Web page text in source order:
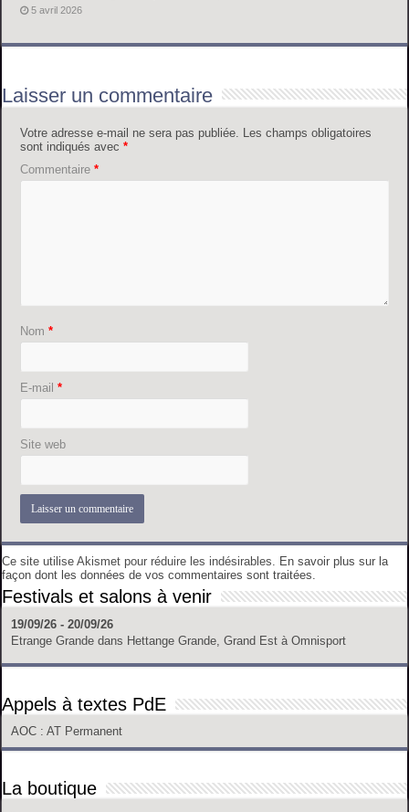
5 avril 2026
Laisser un commentaire
Votre adresse e-mail ne sera pas publiée. Les champs obligatoires
sont indiqués avec*
Commentaire*
Nom*
E-mail*
Site web
Ce site utilise Akismet pour réduire les indésirables. En savoir plus sur la
façon dont les données de vos commentaires sont traitées.
Festivals et salons à venir
19/09/26 - 20/09/26
Etrange Grande dans Hettange Grande, Grand Est à Omnisport
Appels à textes PdE
AOC : AT Permanent
La boutique